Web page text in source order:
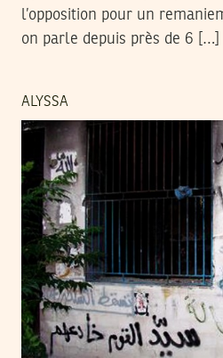
l’opposition pour un
on parle depuis près de 6 […]
ALYSSA